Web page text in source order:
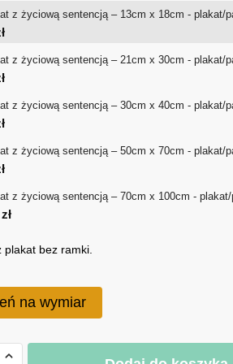
18 zł
z życiową sentencją – 13cm x 18cm - plakat/
z życiową sentencją – 21cm x 30cm - plakat/
z życiową sentencją – 30cm x 40cm - plakat/
z życiową sentencją – 50cm x 70cm - plakat/
z życiową sentencją – 70cm x 100cm - plakat/
zł
plakat bez ramki.
na wymiar